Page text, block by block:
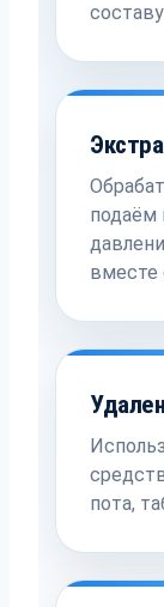
подаём
вместе
пота,